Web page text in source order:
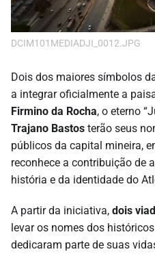
DCIM101MEDIADJI_0012.JPG
Dois dos maiores símbolos
a integrar oficialmente a
Firmino da Rocha, o eterno
Trajano Bastos terão seus
públicos da capital mineira,
reconhece a contribuição de
história e da identidade do
A partir da iniciativa, dois
levar os nomes dos
dedicaram parte de suas